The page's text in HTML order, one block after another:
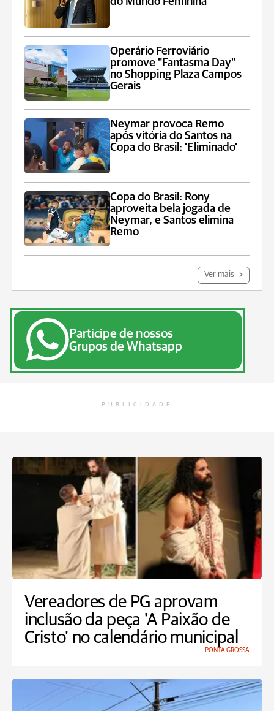
Operário Ferroviário
promove "Fantasma Day"
no Shopping Plaza Campos
Gerais
Neymar provoca Remo
após vitória do Santos na
Copa do Brasil: 'Eliminado'
Copa do Brasil: Rony
aproveita bela jogada de
Neymar, e Santos elimina
Remo
Ver mais
Participe de nossos
Grupos de Whatsapp
PUBLICIDADE
Vereadores de PG aprovam
inclusão da peça 'A Paixão de
Cristo' no calendário municipal
PONTA GROSSA